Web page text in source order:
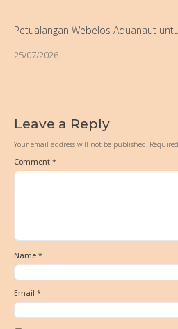
Petualangan Webelos Aquanaut
25/07/2026
Leave a Reply
Your email address will not be published.
Comment *
Name *
Email *